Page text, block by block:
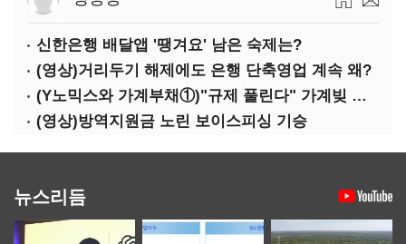
신한은행 배달앱 '땡겨요' 남은 숙제는?
(영상)거리두기 해제에도 은행 단축영업 계속 왜?
(Y노믹스와 가계부채①)"규제 풀린다" 가계빚 다시 꿈틀
(영상)방역지원금 노린 보이스피싱 기승
뉴스리듬